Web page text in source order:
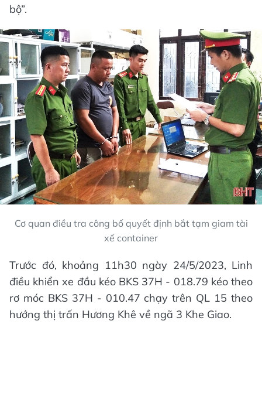
bộ”.
Cơ quan điều tra công bố quyết định bắt tạm giam tài
xế container
Trước đó, khoảng 11h30 ngày 24/5/2023, Linh
điều khiển xe đầu kéo BKS 37H - 018.79 kéo theo
rơ móc BKS 37H - 010.47 chạy trên QL 15 theo
hướng thị trấn Hương Khê về ngã 3 Khe Giao.